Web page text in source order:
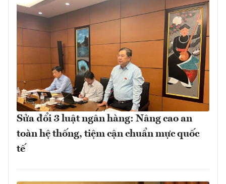
Sửa đổi 3 luật ngân hàng: Nâng cao an
toàn hệ thống, tiệm cận chuẩn mực quốc
tế